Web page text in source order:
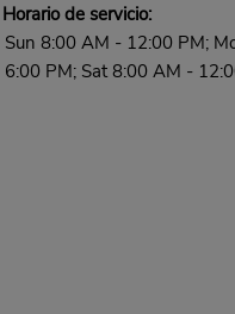
de servicio:
Sun 8:00 AM - 12:00 PM;
6:00 PM; Sat 8:00 AM -